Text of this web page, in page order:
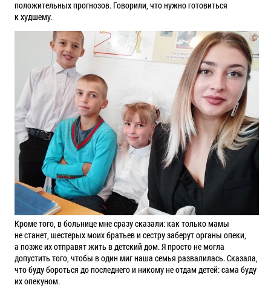
положительных прогнозов. Говорили, что нужно готовиться
к худшему.
Кроме того, в больнице мне сразу сказали: как только мамы
не станет, шестерых моих братьев и сестру заберут органы опеки,
а позже их отправят жить в детский дом. Я просто не могла
допустить того, чтобы в один миг наша семья развалилась. Сказала,
что буду бороться до последнего и никому не отдам детей: сама буду
их опекуном.